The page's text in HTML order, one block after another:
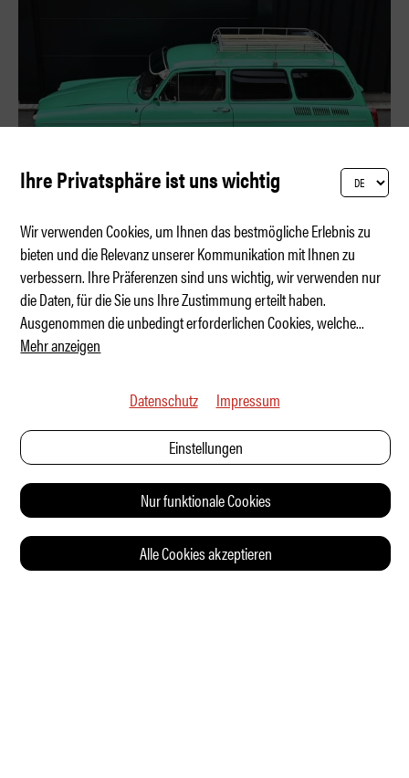
Der Biedermann-Express
Ihre Privatsphäre ist uns wichtig
Wir verwenden Cookies, um Ihnen das bestmögliche Erlebnis zu
bieten und die Relevanz unserer Kommunikation mit Ihnen zu
verbessern. Ihre Präferenzen sind uns wichtig, wir verwenden nur
die Daten, für die Sie uns Ihre Zustimmung erteilt haben.
Ausgenommen die unbedingt erforderlichen Cookies, welche...
Mehr anzeigen
Datenschutz Impressum
Einstellungen
Nur funktionale Cookies
Alle Cookies akzeptieren